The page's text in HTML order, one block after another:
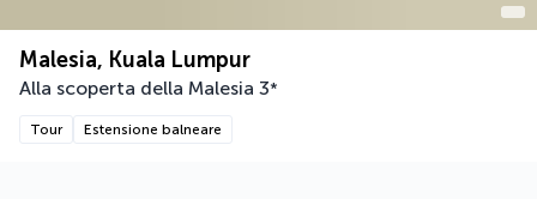
Malesia, Kuala Lumpur
Alla scoperta della Malesia 3*
Tour Estensione balneare